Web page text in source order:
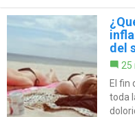
del
25
El fin
toda